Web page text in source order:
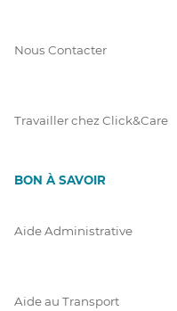
Nous Contacter
Travailler chez Click&Care
BON À SAVOIR
Aide Administrative
Aide au Transport